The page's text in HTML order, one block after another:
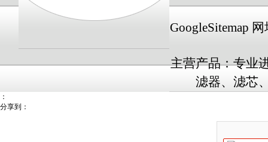
GoogleSitemap
主营产品：专业
滤器、滤芯
：
分享到：